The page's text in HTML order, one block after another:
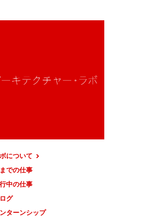
について
での仕事
中の仕事
グ
ターンシップ